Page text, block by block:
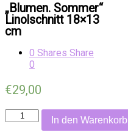
„Blumen. Sommer“
Linolschnitt 18×13
cm
0 Shares Share
0
€29,00
Anzahl In den Warenkorb